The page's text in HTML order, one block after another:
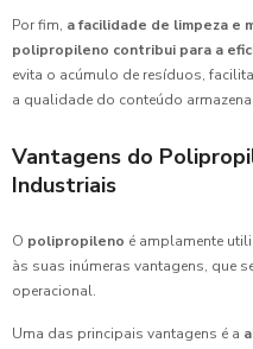
Por fim, a facilidade de limpeza e
polipropileno contribui para a
evita o acúmulo de resíduos,
a qualidade do conteúdo
Vantagens do
Industriais
O polipropileno é amplamente
às suas inúmeras vantagens, que
operacional.
Uma das principais vantagens é a